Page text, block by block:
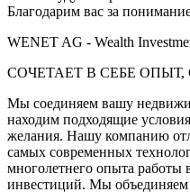
Благодарим вас за
WENET AG - Wealth
СОЧЕТАЕТ В СЕБЕ ОПЫТ,
Мы соединяем вашу
находим подходящие
желания. Нашу компанию
самых современных
многолетнего опыта работы
инвестиций. Мы